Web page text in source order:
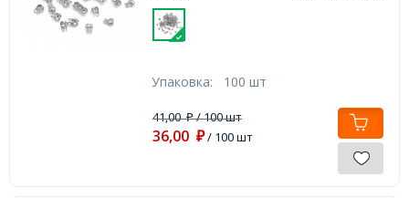
Упаковка: 100 шт
41,00₽/ 100 шт
36,00 ₽/ 100 шт